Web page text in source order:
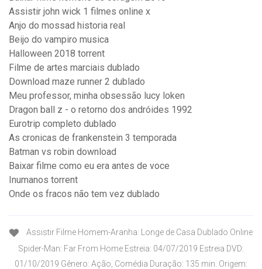
Assistir john wick 1 filmes online x
Anjo do mossad historia real
Beijo do vampiro musica
Halloween 2018 torrent
Filme de artes marciais dublado
Download maze runner 2 dublado
Meu professor, minha obsessão lucy loken
Dragon ball z - o retorno dos andróides 1992
Eurotrip completo dublado
As cronicas de frankenstein 3 temporada
Batman vs robin download
Baixar filme como eu era antes de voce
Inumanos torrent
Onde os fracos não tem vez dublado
Assistir Filme Homem-Aranha: Longe de Casa Dublado Online
Spider-Man: Far From Home Estreia: 04/07/2019 Estreia DVD:
01/10/2019 Gênero: Ação, Comédia Duração: 135 min. Origem: